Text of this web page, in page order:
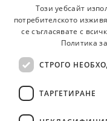
Когато получим оферта
Vihra AI
За новодошли
Този уебсайт
потребителското
се съгласявате с
Политика
СТРОГО
ТАРГЕТИРАНЕ